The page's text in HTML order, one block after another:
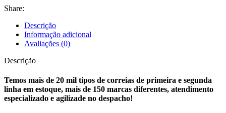
Share:
Descrição
Informação adicional
Avaliações (0)
Descrição
Temos mais de 20 mil tipos de correias de primeira e segunda
linha em estoque, mais de 150 marcas diferentes, atendimento
especializado e agilizade no despacho!